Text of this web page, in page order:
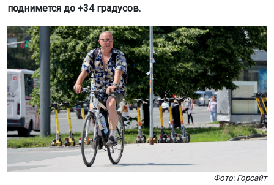
поднимется до +34 градусов.
Фото: Горсайт